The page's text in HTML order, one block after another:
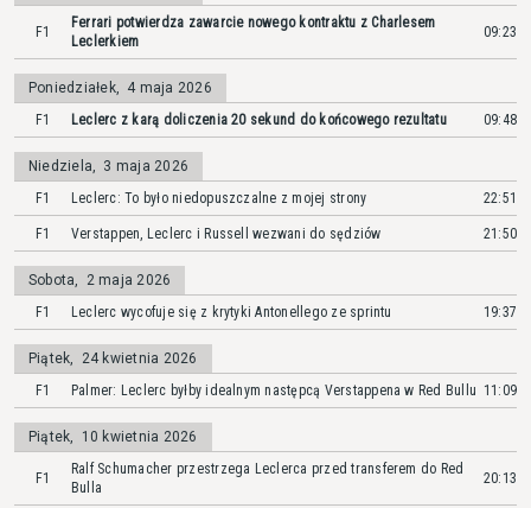
F1
Ferrari potwierdza zawarcie nowego kontraktu z Charlesem
Leclerkiem
09:23
Poniedziałek, 4 maja 2026
F1
Leclerc z karą doliczenia 20 sekund do końcowego rezultatu 09:48
Niedziela, 3 maja 2026
F1
Leclerc: To było niedopuszczalne z mojej strony 22:51
F1 Verstappen, Leclerc i Russell wezwani do sędziów 21:50
Sobota,
2 maja 2026
F1
Leclerc wycofuje się z krytyki Antonellego ze sprintu 19:37
Piątek,
24 kwietnia 2026
F1
Palmer: Leclerc byłby idealnym następcą Verstappena w Red Bullu 11:09
Piątek, 10 kwietnia 2026
F1
Ralf Schumacher przestrzega Leclerca przed transferem do Red
Bulla
20:13